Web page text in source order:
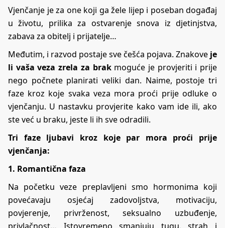
Vjenčanje je za one koji ga žele lijep i poseban događaj
u životu, prilika za ostvarenje snova iz djetinjstva,
zabava za obitelj i prijatelje…
Međutim, i razvod postaje sve češća pojava. Znakove je
li vaša veza zrela za brak moguće je provjeriti i prije
nego počnete planirati veliki dan. Naime, postoje tri
faze kroz koje svaka veza mora proći prije odluke o
vjenčanju. U nastavku provjerite kako vam ide ili, ako
ste već u braku, jeste li ih sve odradili.
Tri faze ljubavi kroz koje par mora proći prije
vjenčanja:
1. Romantična faza
Na početku veze preplavljeni smo hormonima koji
povećavaju osjećaj zadovoljstva, motivaciju,
povjerenje, privrženost, seksualno uzbuđenje,